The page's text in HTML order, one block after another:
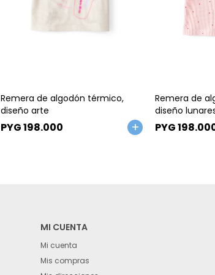
Remera de algodón térmico,
diseño arte
PYG198.000
Remera de
diseño
PYG
MI CUENTA
Mi cuenta
Mis compras